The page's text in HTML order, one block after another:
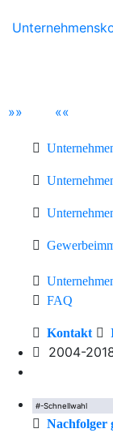
»» ««
FAQ
Kontakt
2004-
Nachfolger